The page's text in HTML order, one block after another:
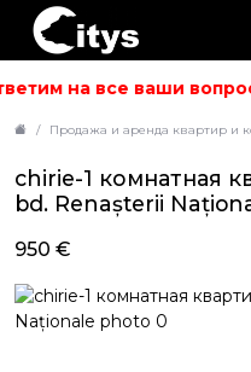
на все ваши
Продажа и аренда квартир и
chirie-1 комнатная
bd. Renașterii
950 €